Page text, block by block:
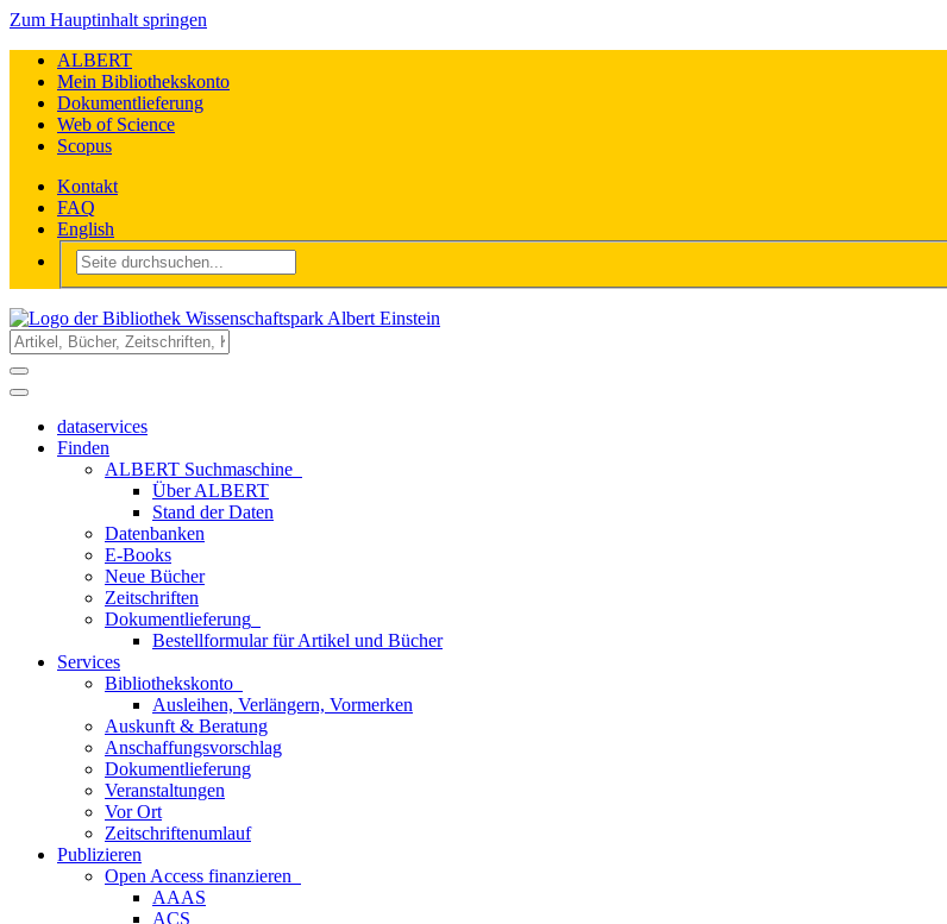
Zum Hauptinhalt springen
ALBERT
Mein Bibliothekskonto
Dokumentlieferung
Web of Science
Scopus
Kontakt
FAQ
English
dataservices
Finden
ALBERT Suchmaschine
Über ALBERT
Stand der Daten
Datenbanken
E-Books
Neue Bücher
Zeitschriften
Dokumentlieferung
Bestellformular für Artikel und Bücher
Services
Bibliothekskonto
Ausleihen, Verlängern, Vormerken
Auskunft & Beratung
Anschaffungsvorschlag
Dokumentlieferung
Veranstaltungen
Vor Ort
Zeitschriftenumlauf
Publizieren
Open Access finanzieren
AAAS
ACS